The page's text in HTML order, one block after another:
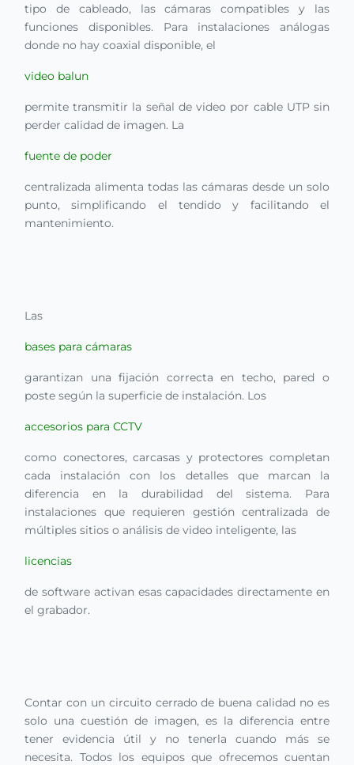
tipo de cableado, las cámaras compatibles y las
funciones disponibles. Para instalaciones análogas
donde no hay coaxial disponible, el
video balun
permite transmitir la señal de video por cable UTP sin
perder calidad de imagen. La
fuente de poder
centralizada alimenta todas las cámaras desde un solo
punto, simplificando el tendido y facilitando el
mantenimiento.
Las
bases para cámaras
garantizan una fijación correcta en techo, pared o
poste según la superficie de instalación. Los
accesorios para CCTV
como conectores, carcasas y protectores completan
cada instalación con los detalles que marcan la
diferencia en la durabilidad del sistema. Para
instalaciones que requieren gestión centralizada de
múltiples sitios o análisis de video inteligente, las
licencias
de software activan esas capacidades directamente en
el grabador.
Contar con un circuito cerrado de buena calidad no es
solo una cuestión de imagen, es la diferencia entre
tener evidencia útil y no tenerla cuando más se
necesita. Todos los equipos que ofrecemos cuentan